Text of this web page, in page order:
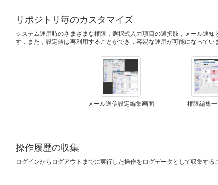
リポジトリ毎のカスタマイズ
システム運用時のさまざまな権限，選択式入力項目の選択肢，メール通
す．また，設定値は再利用することができ，容易な運用が可能になってい
メール送信設定編集画面 権限編集
操作履歴の収集
ログインからログアウトまでに実行した操作をログデータとして収集する